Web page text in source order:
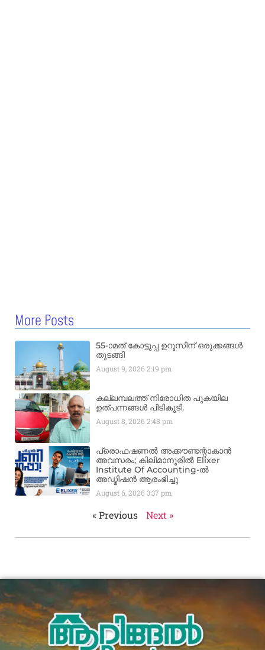
More Posts
55-ാമത് കോട്ടുപ്പ ഉറൂസിന് ഒരുക്കങ്ങൾ
തുടങ്ങി
August 9, 20262:19 pm
കല്ലമ്പലത്ത് നിരോധിത പുകയില
ഉത്പന്നങ്ങൾ പിടികൂടി.
August 8, 20262:48 pm
പ്രൊഫഷണൽ അക്കൗണ്ടന്റാകാൻ
അവസരം; കിലിമാനൂരിൽ Elixer
Institute Of Accounting-ൽ
അഡ്മിഷൻ ആരംഭിച്ചു
August 6, 20263:37 pm
« Previous Next »